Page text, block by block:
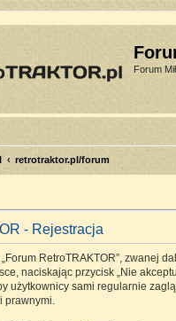
Forum
retrotraktor.pl/forum
- Rejestracja
RetroTRAKTOR”, zwanej
naciskając przycisk „Nie
użytkownicy sami regularnie